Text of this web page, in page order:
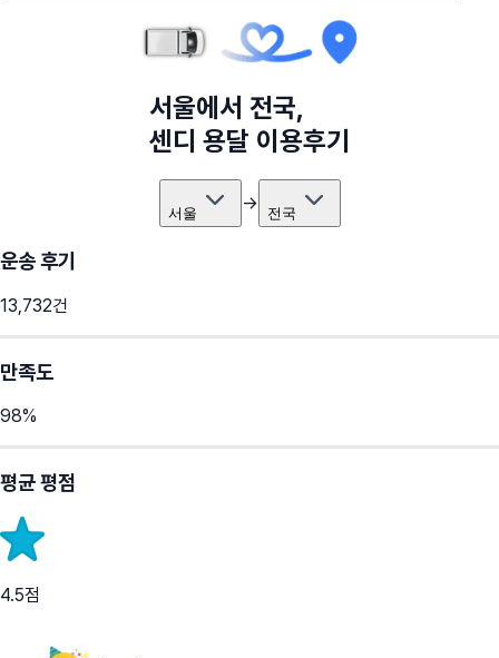
서울에서 전국,
센디 용달 이용후기
서울 → 전국
운송 후기
13,732건
만족도
98%
평균 평점
4.5점